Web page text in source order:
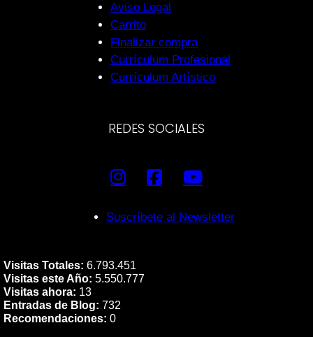
Aviso Legal
Carrito
Finalizar compra
Currículum Profesional
Currículum Artístico
REDES SOCIALES
Suscríbete al Newsletter
Visitas Totales: 6.793.451
Visitas este Año: 5.550.777
Visitas ahora: 13
Entradas de Blog: 732
Recomendaciones: 0